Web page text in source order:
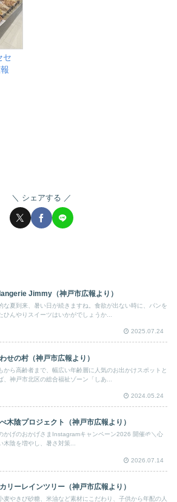
セ
シェアする
Jimmy（神戸市広報より）
な夏到来、暑い日が続きますね。食欲が出ない時に、パンを
ひんやりスイーツはいかがでしょうか...
2025.07.24
せの村（神戸市広報より）
から高齢者まで、幅広い年齢層に人気のお出かけスポットと
、神戸市北区の総合福祉ゾーン「しあ...
2024.05.24
木陰プロジェクト（神戸市広報より）
かげのおかげさまInstagramキャンペーン2026 開催🌱＼心
木陰を増やし、暑さ対策...
2026.07.14
リーレインツリー（神戸市広報より）
麦やきび砂糖、米油など素材にこだわり、子供から年配の人